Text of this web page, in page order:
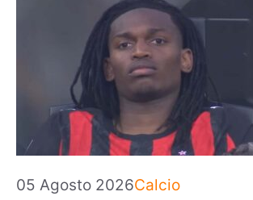
05 Agosto 2026Categorie
Calcio